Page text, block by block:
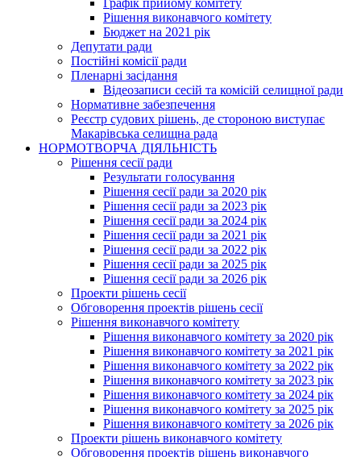
Графік прийому комітету
Рішення виконавчого комітету
Бюджет на 2021 рік
Депутати ради
Постійні комісії ради
Пленарні засідання
Відеозаписи сесій та комісій селищної ради
Нормативне забезпечення
Реєстр судових рішень, де стороною виступає
Макарівська селищна рада
НОРМОТВОРЧА ДІЯЛЬНІСТЬ
Рішення сесії ради
Результати голосування
Рішення сесії ради за 2020 рік
Рішення сесії ради за 2023 рік
Рішення сесії ради за 2024 рік
Рішення сесії ради за 2021 рік
Рішення сесії ради за 2022 рік
Рішення сесії ради за 2025 рік
Рішення сесії ради за 2026 рік
Проекти рішень сесії
Обговорення проектів рішень сесії
Рішення виконавчого комітету
Рішення виконавчого комітету за 2020 рік
Рішення виконавчого комітету за 2021 рік
Рішення виконавчого комітету за 2022 рік
Рішення виконавчого комітету за 2023 рік
Рішення виконавчого комітету за 2024 рік
Рішення виконавчого комітету за 2025 рік
Рішення виконавчого комітету за 2026 рік
Проекти рішень виконавчого комітету
Обговорення проектів рішень виконавчого